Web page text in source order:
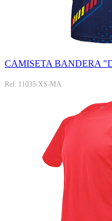
CAMISETA BANDERA
Ref: 11035-XS-MA